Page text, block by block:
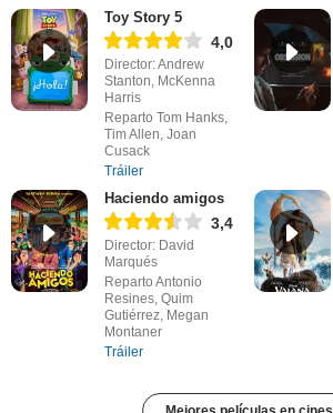
Toy Story 5
4,0
Director: Andrew
Stanton, McKenna
Harris
Reparto Tom Hanks,
Tim Allen, Joan
Cusack
Tráiler
Haciendo amigos
3,4
Director: David
Marqués
Reparto Antonio
Resines, Quim
Gutiérrez, Megan
Montaner
Tráiler